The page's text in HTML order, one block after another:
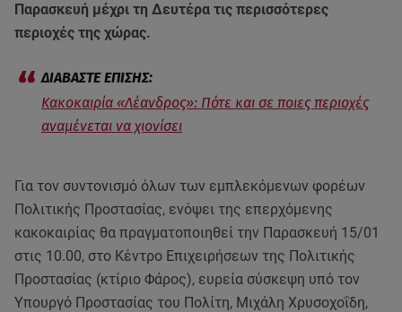
Παρασκευή μέχρι τη Δευτέρα τις περισσότερες
περιοχές της χώρας.
Κακοκαιρία «Λέανδρος»: Πότε και σε ποιες περιοχές
αναμένεται να χιονίσει
Για τον συντονισμό όλων των εμπλεκόμενων φορέων
Πολιτικής Προστασίας, ενόψει της επερχόμενης
κακοκαιρίας θα πραγματοποιηθεί την Παρασκευή 15/01
στις 10.00, στο Κέντρο Επιχειρήσεων της Πολιτικής
Προστασίας (κτίριο Φάρος), ευρεία σύσκεψη υπό τον
Υπουργό Προστασίας του Πολίτη, Μιχάλη Χρυσοχοΐδη,